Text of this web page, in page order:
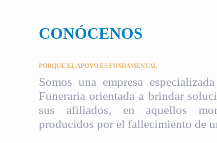
CONÓCENOS
PORQUE EL APOYO ES FUNDAMENTAL
Somos una empresa
Funeraria orientada a brindar
sus afiliados, en aquellos
producidos por el fallecimiento de